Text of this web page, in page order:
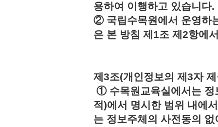
용하여 이행하고 있습니다.
② 국립수목원에서 운영하
은 본 방침 제1조 제2항에
제3조(개인정보의 제3자
① 수목원교육실에서는 정
적)에서 명시한 범위 내에
는 정보주체의 사전동의